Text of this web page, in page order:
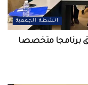
انشطة الجمعية
برنامجا متخصصا